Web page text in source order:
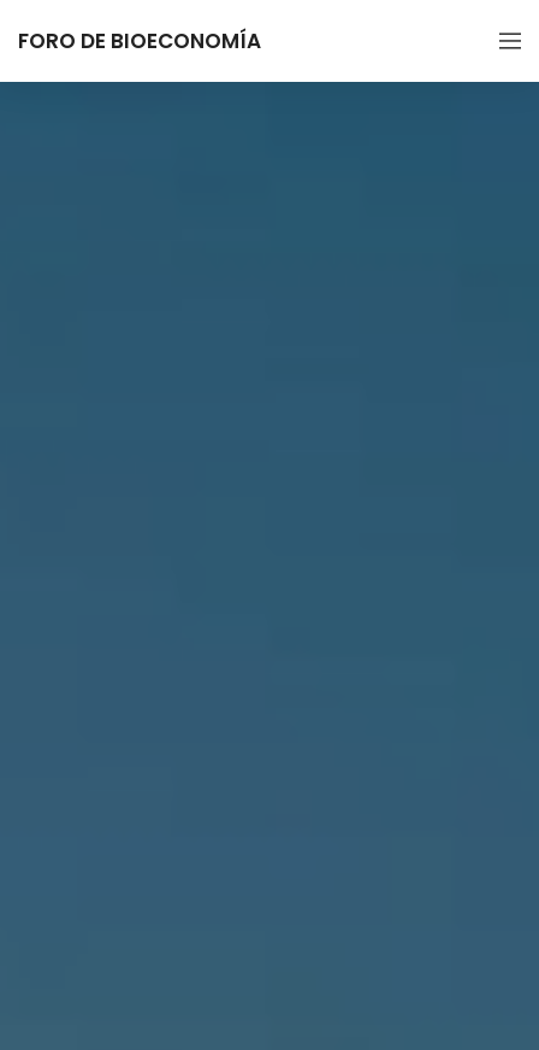
FORO DE BIOECONOMÍA